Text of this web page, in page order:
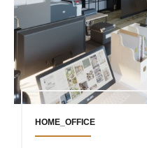
HOME_OFFICE